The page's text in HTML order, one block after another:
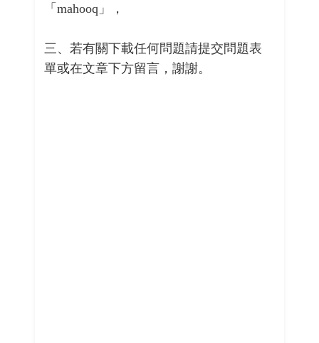
「mahooq」，
三、若有關下載任何問題請提交問題表
單或在文章下方留言，謝謝。